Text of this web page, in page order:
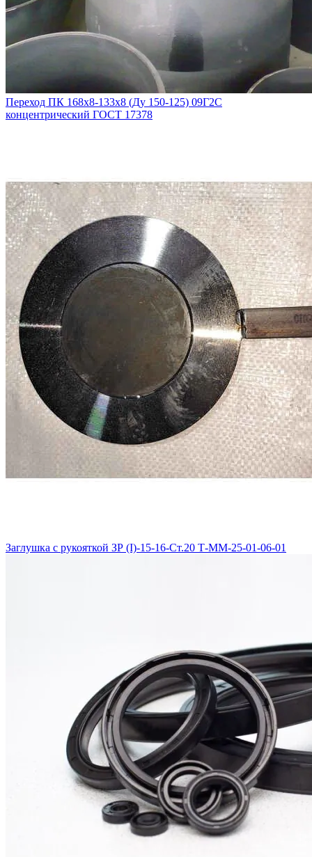
Переход ПК 168х8-133х8 (Ду 150-125) 09Г2С
концентрический ГОСТ 17378
Заглушка с рукояткой ЗР (I)-15-16-Ст.20 Т-ММ-25-01-06-01